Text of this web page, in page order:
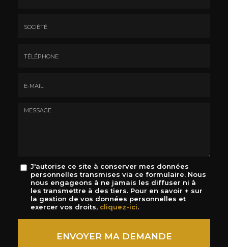
Message
J'autorise ce site à conserver mes données
personnelles transmises via ce formulaire. Nous
nous engageons à ne jamais les diffuser ni à
les transmettre à des tiers. Pour en savoir + sur
la gestion de vos données personnelles et
exercer vos droits, cliquez-ici.
Acceptation
ENVOYER MA DEMANDE